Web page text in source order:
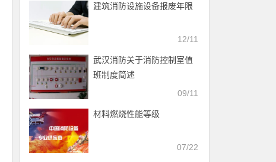
建筑消防设施设备报废年限
12/11
武汉消防关于消防控制室值
班制度简述
09/11
材料燃烧性能等级
07/22